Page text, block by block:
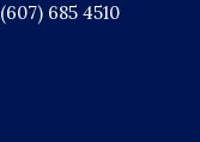
(607) 685 4510